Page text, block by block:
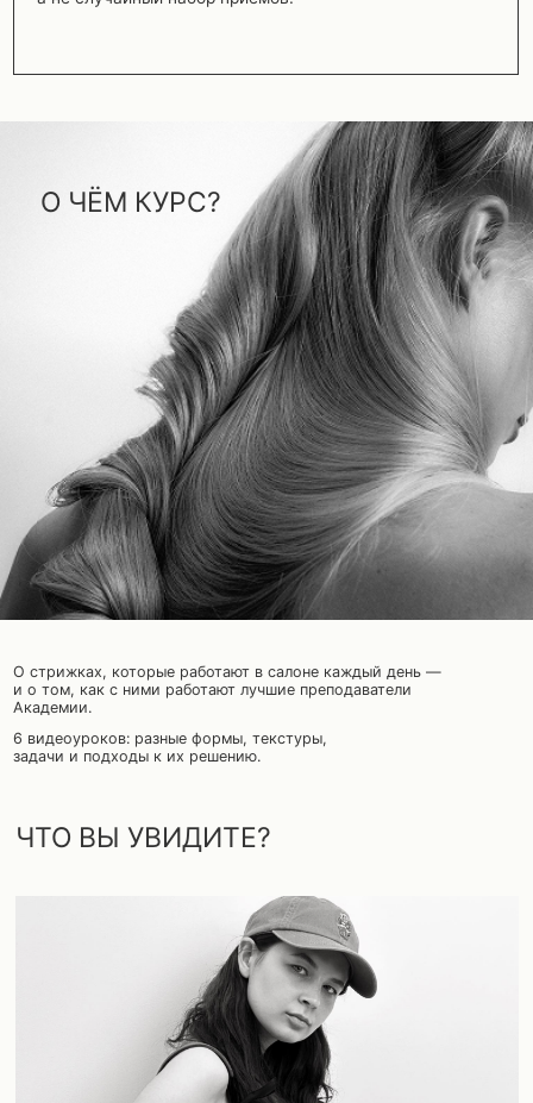
О стрижках, которые работают в салоне каждый день —
и о том, как с ними работают лучшие преподаватели
6 видеоуроков: разные формы, текстуры,
задачи и подходы к их решению.
ЧТО ВЫ УВИДИТЕ?
MULLET И CURL SHAGGY —
САША ТРОФИМОВА